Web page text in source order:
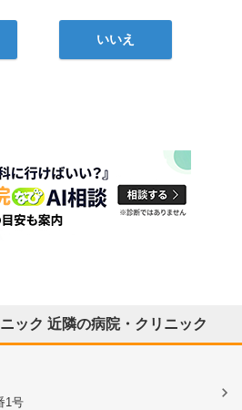
いいえ
ック 近隣の病院・クリニック
1号